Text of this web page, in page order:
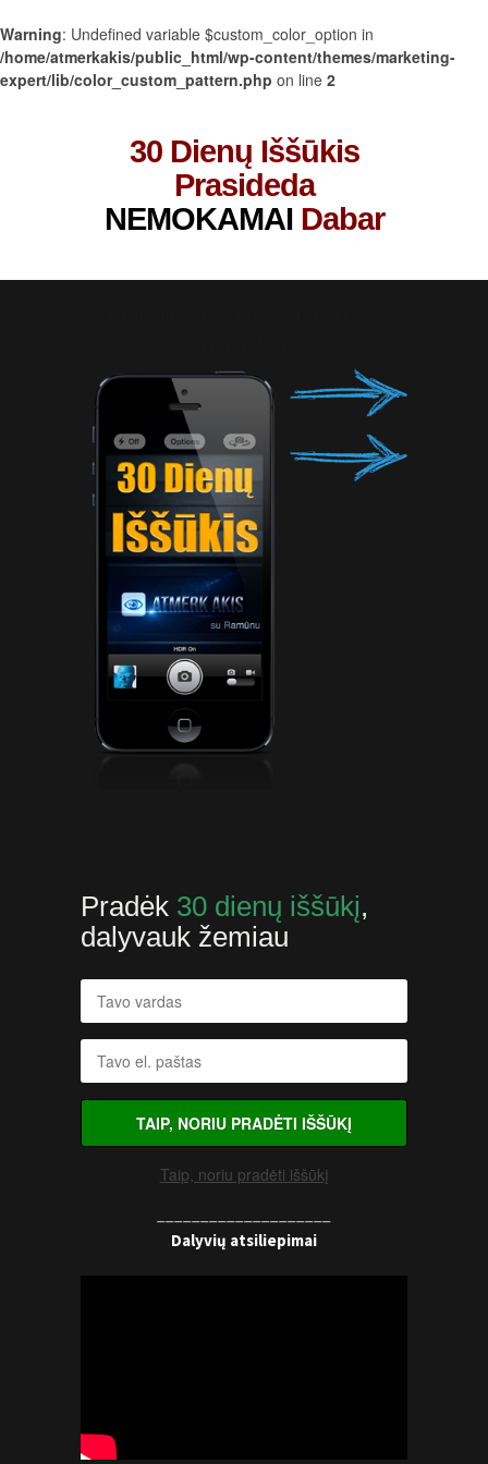
Warning: Undefined variable $custom_color_option in
/home/atmerkakis/public_html/wp-content/themes/marketing-
expert/lib/color_custom_pattern.php on line 2
30 Dienų Iššūkis
Prasideda
NEMOKAMAIDabar
Pradėk 30 dienų iššūkį,
dalyvauk žemiau
TAIP, NORIU PRADĖTI IŠŠŪKĮ
Taip, noriu pradėti iššūkį
Dalyvių atsiliepimai